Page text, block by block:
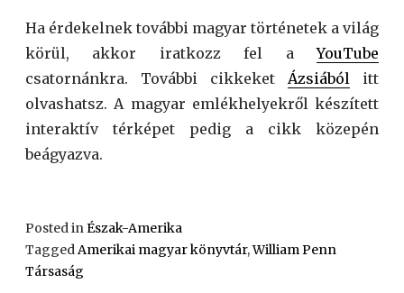
Ha érdekelnek további magyar történetek a világ
körül, akkor iratkozz fel aYouTube
csatornánkra. További cikkeket Ázsiából itt
olvashatsz. A magyar emlékhelyekről készített
interaktív térképet pedig a cikk közepén
beágyazva.
Posted inÉszak-Amerika
TaggedAmerikai magyar könyvtár,William Penn
Társaság